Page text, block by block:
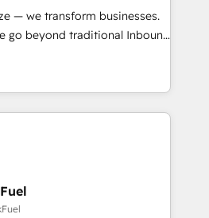
avec vos logiciels
utilisateurs 🎓
— we transform businesses.
go beyond traditional Inbound
methodologies:
they form a powerful
driven success for over 800
we
data-driven marketing,
🔹 BOOMS:
buyers With BOOMS,